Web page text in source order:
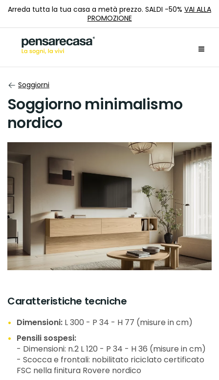
Arreda tutta la tua casa a metà prezzo. SALDI -50% VAI ALLA
PROMOZIONE
Soggiorni
Soggiorno minimalismo
nordico
Caratteristiche tecniche
Dimensioni: L 300 - P 34 - H 77 (misure in cm)
Pensili sospesi:
- Dimensioni: n.2 L 120 - P 34 - H 36 (misure in cm)
- Scocca e frontali: nobilitato riciclato certificato
FSC nella finitura Rovere nordico